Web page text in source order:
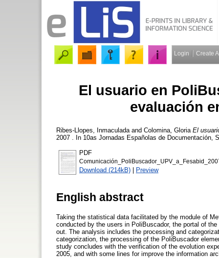
Login Create
El usuario en
evaluación
Ribes-Llopes, Inmaculada and Colomina, Gloria El
2007 . In 10as Jornadas Españolas de Documentación,
PDF
Download (214kB) | Preview
English abstract
Taking the statistical data facilitated by the module of
conducted by the users in PoliBuscador, the portal of
out. The analysis includes the processing and
categorization, the processing of the PoliBuscador
study concludes with the verification of the evolution
2005, and with some lines for improve the information